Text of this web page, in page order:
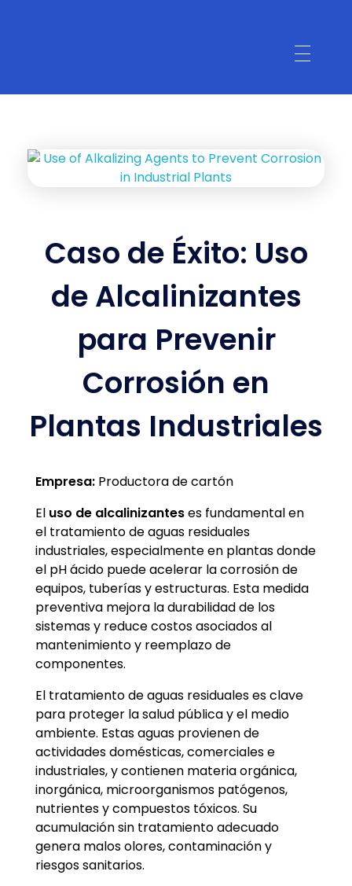
Caso de Éxito: Uso
de Alcalinizantes
para Prevenir
Corrosión en
Plantas Industriales
Empresa: Productora de cartón
El uso de alcalinizanteses fundamental en
el tratamiento de aguas residuales
industriales, especialmente en plantas donde
el pH ácido puede acelerar la corrosión de
equipos, tuberías y estructuras. Esta medida
preventiva mejora la durabilidad de los
sistemas y reduce costos asociados al
mantenimiento y reemplazo de
componentes.
El tratamiento de aguas residuales es clave
para proteger la salud pública y el medio
ambiente. Estas aguas provienen de
actividades domésticas, comerciales e
industriales, y contienen materia orgánica,
inorgánica, microorganismos patógenos,
nutrientes y compuestos tóxicos. Su
acumulación sin tratamiento adecuado
genera malos olores, contaminación y
riesgos sanitarios.